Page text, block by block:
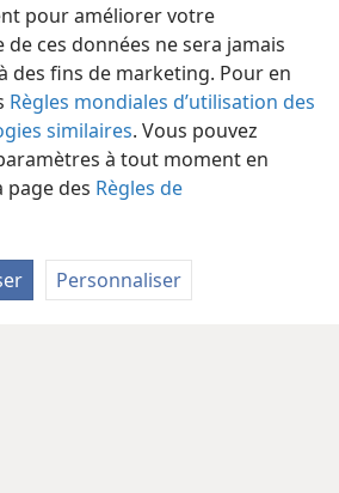
pour améliorer votre
de ces données ne sera jamais
des fins de marketing. Pour en
Règles mondiales d’utilisation des
similaires. Vous pouvez
à tout moment en
des Règles de
Personnaliser